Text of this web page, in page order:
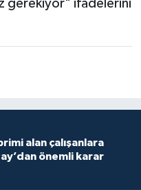
gerekiyor" ifadelerini
alan çalışanlara
önemli karar